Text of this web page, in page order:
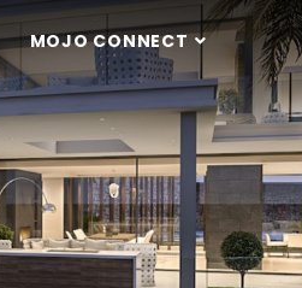
MOJO CONNECT